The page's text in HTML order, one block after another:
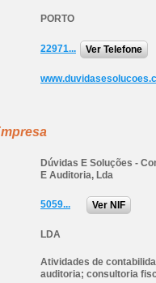
PORTO
22971... Ver Telefone
Dúvidas E Soluções -
E Auditoria, Lda
5059... Ver NIF
LDA
Atividades de
auditoria; consultoria